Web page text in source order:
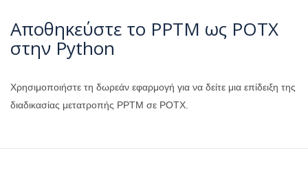
Αποθηκεύστε το PPTM ως POTX
στην Python
Χρησιμοποιήστε τη δωρεάν εφαρμογή για να δείτε μια επίδειξη της
διαδικασίας μετατροπής PPTM σε POTX.